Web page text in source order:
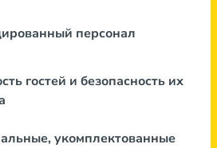
персонал
гостей и безопасность их
укомплектованные